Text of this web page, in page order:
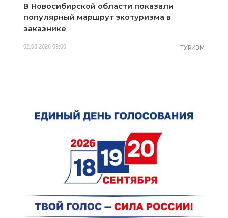
В Новосибирской области показали
популярный маршрут экотуризма в
заказнике
02.08.2026 09:00 ТУРИЗМ